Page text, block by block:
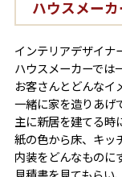
ハウスメーカ
インテリアデザイナ
ハウスメーカーでは
お客さんとどんなイ
一緒に家を造りあげ
主に新居を建てる時
紙の色から床、キッ
内装をどんなものに